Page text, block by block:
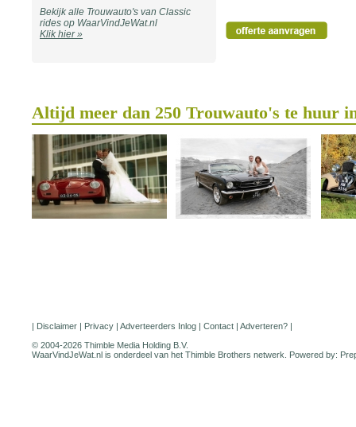
Bekijk alle Trouwauto's van Classic
rides op WaarVindJeWat.nl
Klik hier »
Altijd meer dan 250 Trouwauto's te huur
| Disclaimer | Privacy | Adverteerders Inlog | Contact | Adverteren? |
© 2004-2026 Thimble Media Holding B.V.
WaarVindJeWat.nl is onderdeel van het Thimble Brothers netwerk. Powered by: